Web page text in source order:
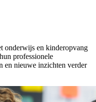
onderwijs en kinderopvang
professionele
en nieuwe inzichten verder